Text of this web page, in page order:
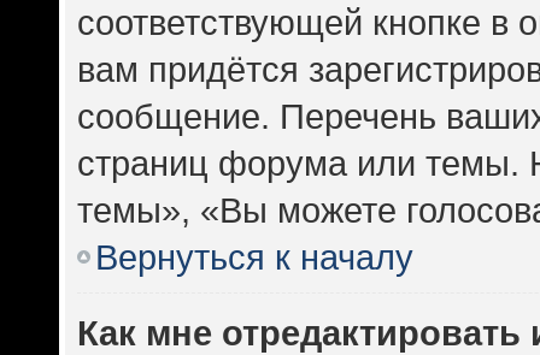
соответствующей кнопке
вам придётся
сообщение. Перечень
страниц форума или темы.
темы», «Вы можете
Вернуться к началу
Как мне